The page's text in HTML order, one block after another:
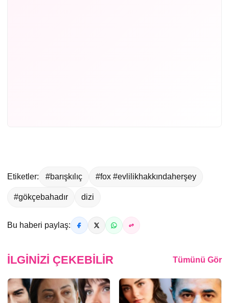
Etiketler: #barışkılıç #fox #evlilikhakkındaherşey
#gökçebahadır dizi
Bu haberi paylaş:
İLGINIZI ÇEKEBILIR Tümünü Gör